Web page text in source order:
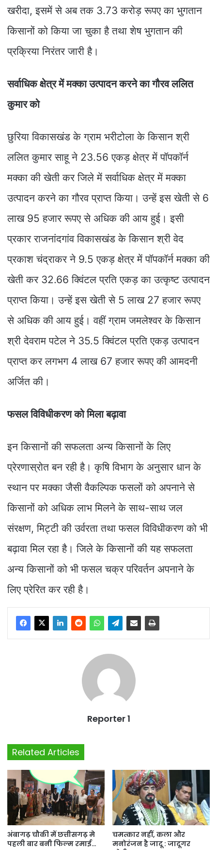
खरीदा, इसमें से अब तक 3.73 करोड़ रूपए का भुगतान
किसानों को किया जा चुका है तथा शेष भुगतान की
प्रक्रिया निरंतर जारी है।
सर्वाधिक क्षेत्र में मक्का उत्पादन करने का गौरव ललित
कुमार को
छुरिया विकासखंड के ग्राम भरीटोला के किसान श्री
ललित कुमार साहू ने 23.56 एकड़ क्षेत्र में पॉपकॉर्न
मक्का की खेती कर जिले में सर्वाधिक क्षेत्र में मक्का
उत्पादन करने का गौरव प्राप्त किया। उन्हें इस खेती से 6
लाख 95 हजार रूपए से अधिक की आय हुई। इसी
प्रकार राजनांदगांव विकासखंड के किसान श्री वेद
प्रकाश चंद्राकर ने 9.5 एकड़ क्षेत्र में पॉपकॉर्न मक्का की
खेती कर 32.66 क्विंटल प्रति एकड़ का उत्कृष्ट उत्पादन
प्राप्त किया। उन्हें इस खेती से 5 लाख 27 हजार रूपए
से अधिक की आय हुई। वहीं ग्राम जमलेश्वर के किसान
श्री देवराम पटेल ने 35.5 क्विंटल प्रति एकड़ उत्पादन
प्राप्त कर लगभग 4 लाख 67 हजार रूपए की आमदनी
अर्जित की।
फसल विविधीकरण को मिला बढ़ावा
इन किसानों की सफलता अन्य किसानों के लिए
प्रेरणास्रोत बन रही है। कृषि विभाग के अनुसार धान के
स्थान पर मक्का जैसी वैकल्पिक फसलों को अपनाने से
किसानों को अधिक लाभ मिलने के साथ-साथ जल
संरक्षण, मिट्टी की उर्वरता तथा फसल विविधीकरण को भी
बढ़ावा मिल रहा है। जिले के किसानों की यह सफलता
अन्य किसानों को भी फसल चक्र परिवर्तन अपनाने के
लिए प्रेरित कर रही है।
Reporter 1
Related Articles
अंबागढ़ चौकी में छत्तीसगढ़ मे
पहली बार बनी फिल्म रमाई…
चमत्कार नहीं, कला और
मनोरंजन है जादू : जादूगर